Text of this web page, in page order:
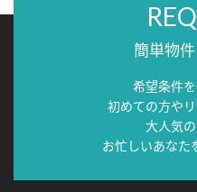
簡単物
希望条件
初めての方や
大人気の
お忙しいあなた